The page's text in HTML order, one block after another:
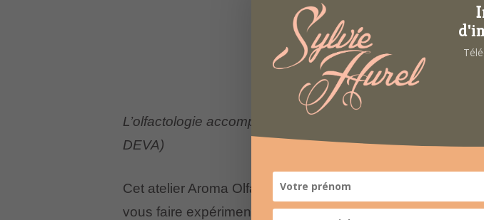
L’olfactologie accompagne toute personne désireuse de
DEVA)
Cet atelier Aroma Olfactif a pour objectif de vous faire
vous faire expérimenter l’influence psychique,